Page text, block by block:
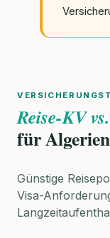
Reise-KV
für
Günstige
Visa-